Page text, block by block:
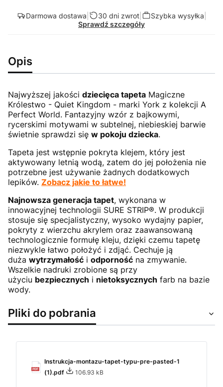
Darmowa dostawa 30 dni zwrot| Szybka wysyłka
Sprawdź szczegóły
Opis
Najwyższej jakości dziecięca tapeta Magiczne
Królestwo - Quiet Kingdom - marki York z kolekcji A
Perfect World. Fantazyjny wzór z bajkowymi,
rycerskimi motywami w subtelnej, niebieskiej barwie
świetnie sprawdzi się w pokoju dziecka.
Tapeta jest wstępnie pokryta klejem, który jest
aktywowany letnią wodą, zatem do jej położenia nie
potrzebne jest używanie żadnych dodatkowych
lepików. Zobacz jakie to łatwe!
Najnowsza generacja tapet, wykonana w
innowacyjnej technologii SURE STRIP®. W produkcji
stosuje się specjalistyczny, wysoko wydajny papier,
pokryty z wierzchu akrylem oraz zaawansowaną
technologicznie formułę kleju, dzięki czemu tapetę
niezwykle łatwo położyć i zdjąć. Cechuje ją
duża wytrzymałość i odporność na zmywanie.
Wszelkie nadruki zrobione są przy
użyciu bezpiecznych i nietoksycznych farb na bazie
wody.
Pliki do pobrania
Instrukcja-montazu-tapet-typu-pre-pasted-1
(1).pdf
106.93 kB